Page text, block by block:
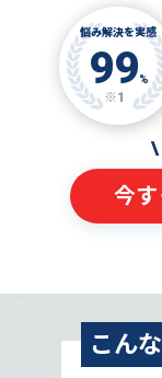
悩み解決を実感
99%
※1
\
今
こん